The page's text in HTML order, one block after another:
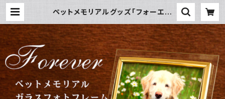
ペットメモリアルグッズ「フォーエバ
| チクタク屋 ココ！ 写真時計・名入
れ・オーダーメイド時計の通販